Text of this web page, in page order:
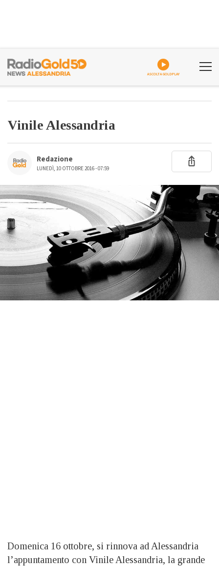
ASCOLTA GOLDPLAY
Vinile Alessandria
Redazione
LUNEDÌ, 10 OTTOBRE 2016 - 07:59
Domenica 16 ottobre, si rinnova ad Alessandria
l’appuntamento con Vinile Alessandria, la grande